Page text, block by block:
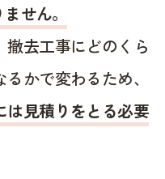
せん。
去工事にどのくら
かで変わるため、
は見積りをとる必要